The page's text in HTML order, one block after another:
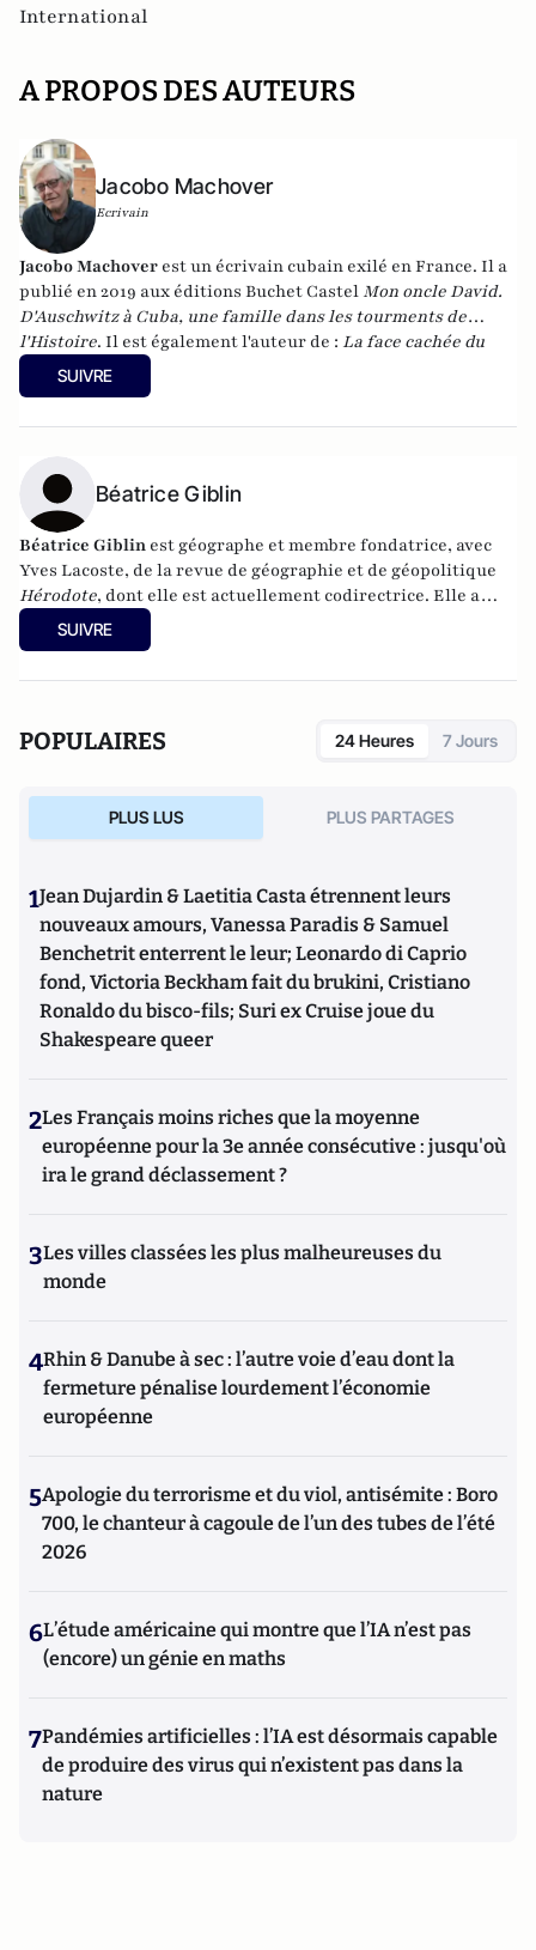
International
A PROPOS DES AUTEURS
Jacobo Machover
Ecrivain
Jacobo Machover est un écrivain cubain exilé en France. Il a
publié en 2019 aux éditions Buchet Castel Mon oncle David.
D'Auschwitz à Cuba, une famille dans les tourments de
l'Histoire. Il est également l'auteur de : La face cachée du
Che
(Armand Colin),
François Bourin) et
SUIVRE
Béatrice Giblin
Béatrice Giblin est géographe et membre fondatrice, avec
Yves Lacoste, de la revue de géographie et de géopolitique
Hérodote, dont elle est actuellement codirectrice. Elle a
fondé, en 2002, l’Institut français de géopolitique,
université Paris-VIII.
SUIVRE
POPULAIRES 24 Heures 7 Jours
PLUS LUS PLUS PARTAGES
1Jean Dujardin & Laetitia Casta étrennent leurs
nouveaux amours, Vanessa Paradis & Samuel
Benchetrit enterrent le leur; Leonardo di Caprio
fond, Victoria Beckham fait du brukini, Cristiano
Ronaldo du bisco-fils; Suri ex Cruise joue du
Shakespeare queer
2Les Français moins riches que la moyenne
européenne pour la 3e année consécutive : jusqu'où
ira le grand déclassement ?
3Les villes classées les plus malheureuses du
monde
4Rhin & Danube à sec : l’autre voie d’eau dont la
fermeture pénalise lourdement l’économie
européenne
5Apologie du terrorisme et du viol, antisémite : Boro
700, le chanteur à cagoule de l’un des tubes de l’été
2026
6L’étude américaine qui montre que l’IA n’est pas
(encore) un génie en maths
7Pandémies artificielles : l’IA est désormais capable
de produire des virus qui n’existent pas dans la
nature